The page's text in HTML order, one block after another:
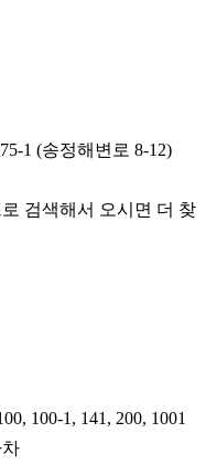
1 (송정해변로 8-12)
검색해서 오시면 더 찾
100-1, 141, 200, 1001